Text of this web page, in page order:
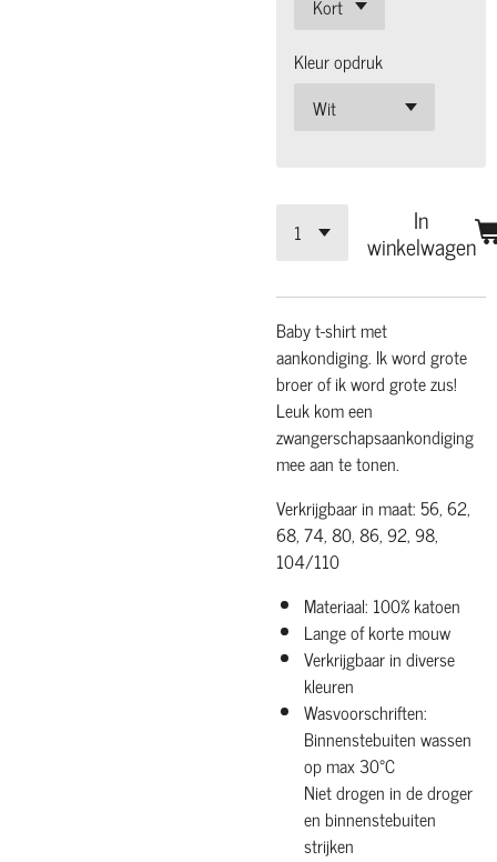
Kleur opdruk
In
winkelwagen
Baby t-shirt met
aankondiging. Ik word grote
broer of ik word grote zus!
Leuk kom een
zwangerschapsaankondiging
mee aan te tonen.
Verkrijgbaar in maat: 56, 62,
68, 74, 80, 86, 92, 98,
104/110
Materiaal: 100% katoen
Lange of korte mouw
Verkrijgbaar in diverse
kleuren
Wasvoorschriften:
Binnenstebuiten wassen
op max 30°C
Niet drogen in de droger
en binnenstebuiten
strijken